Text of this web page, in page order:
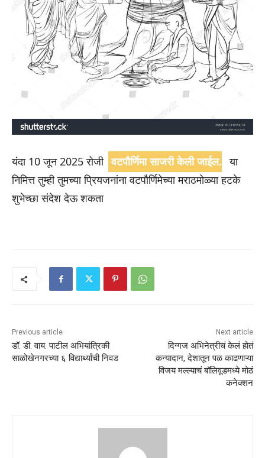
यंदा 10 जून 2025 रोजी वटपौर्णिमा साजरी केली जाईल. या
निमित्त तुम्ही तुमच्या प्रियजनांना वटपौर्णिमेच्या मराठमोळ्या हटके
शुभेच्छा संदेश देऊ शकता
Previous article
डॉ. डी. वाय. पाटील अभियांत्रिकी
साळोखेनगरच्या ६ विद्यार्थ्यांची निवड
Next article
दिग्गज अभिनेत्रीचं केलं होतं
कन्यादान, देशातून पळ काढणाऱ्या
विजय मल्ल्याचं बॉलिवूडमध्ये मोठं
कनेक्शन